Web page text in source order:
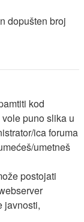
dopušten broj
kod
puno slika u
ica foruma
umetneš
postojati
javnosti,